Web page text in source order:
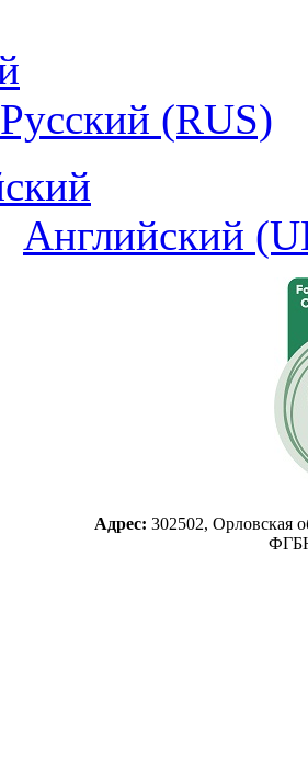
Русский (RUS)
Английский
Адрес: 302502, Орловская